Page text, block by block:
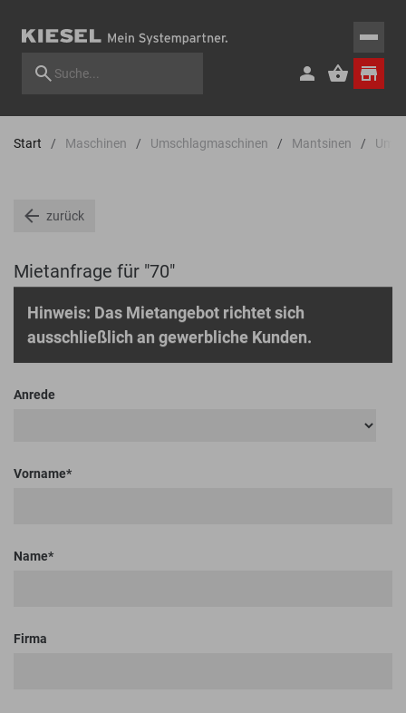
Start Maschinen Umschlagmaschinen Mantsinen
zurück
Mietanfrage für "70"
Hinweis: Das Mietangebot richtet sich
ausschließlich an gewerbliche Kunden.
Anrede
Vorname
Name
Firma